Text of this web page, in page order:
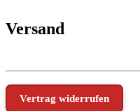
Versand
Vertrag widerrufen